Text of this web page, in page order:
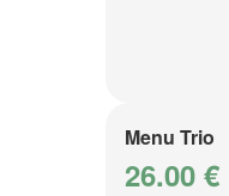
Menu Trio
26.00 €